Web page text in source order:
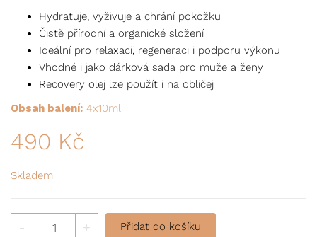
Hydratuje, vyživuje a chrání pokožku
Čistě přírodní a organické složení
Ideální pro relaxaci, regeneraci i podporu výkonu
Vhodné i jako dárková sada pro muže a ženy
Recovery olej lze použít i na obličej
Obsah balení: 4x10ml
490 Kč
Skladem
- Kolekce olejů množství
+ Přidat do košíku